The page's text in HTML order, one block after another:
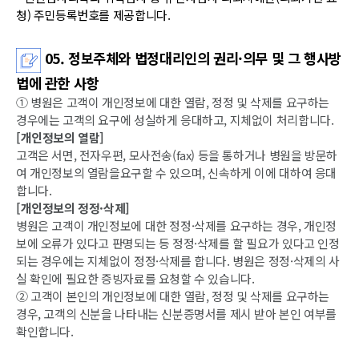
청) 주민등록번호를 제공합니다.
05. 정보주체와 법정대리인의 권리·의무 및 그 행사방
법에 관한 사항
① 병원은 고객이 개인정보에 대한 열람, 정정 및 삭제를 요구하는
경우에는 고객의 요구에 성실하게 응대하고, 지체없이 처리합니다.
[개인정보의 열람]
고객은 서면, 전자우편, 모사전송(fax) 등을 통하거나 병원을 방문하
여 개인정보의 열람을요구할 수 있으며, 신속하게 이에 대하여 응대
합니다.
[개인정보의 정정·삭제]
병원은 고객이 개인정보에 대한 정정·삭제를 요구하는 경우, 개인정
보에 오류가 있다고 판명되는 등 정정·삭제를 할 필요가 있다고 인정
되는 경우에는 지체없이 정정·삭제를 합니다. 병원은 정정·삭제의 사
실 확인에 필요한 증빙자료를 요청할 수 있습니다.
② 고객이 본인의 개인정보에 대한 열람, 정정 및 삭제를 요구하는
경우, 고객의 신분을 나타내는 신분증명서를 제시 받아 본인 여부를
확인합니다.